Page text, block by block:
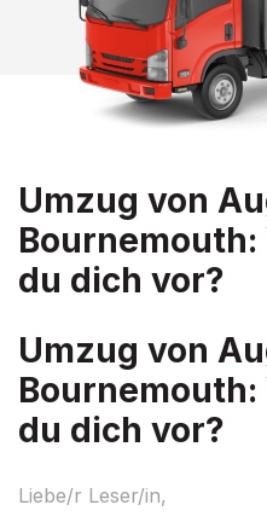
Umzug von
du dich vor?
Umzug von
du dich vor?
Liebe/r Leser/in,